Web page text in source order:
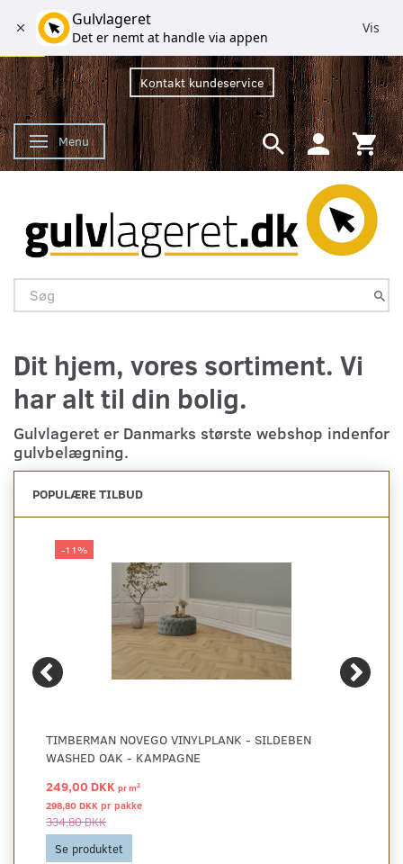
Kontakt kundeservice
Skifte navigation
Menu
Dit hjem, vores sortiment. Vi
har alt til din bolig.
Gulvlageret er Danmarks største webshop indenfor
gulvbelægning.
POPULÆRE TILBUD
-11%
TIMBERMAN NOVEGO VINYLPLANK - SILDEBEN
WASHED OAK - KAMPAGNE
249,00 DKK prm2
298,80 DKK pr pakke
334,80 DKK
Se produktet
Gulvlageret
Det er nemt at handle via appen
Vis